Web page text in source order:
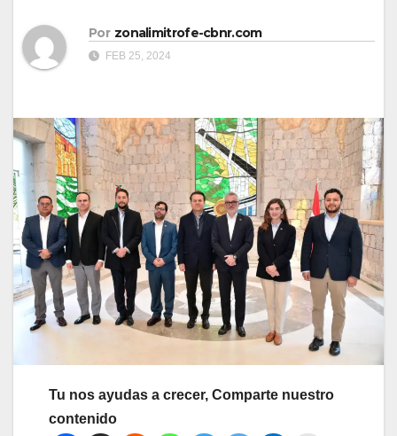
Por zonalimitrofe-cbnr.com
FEB 25, 2024
Tu nos ayudas a crecer, Comparte nuestro
contenido